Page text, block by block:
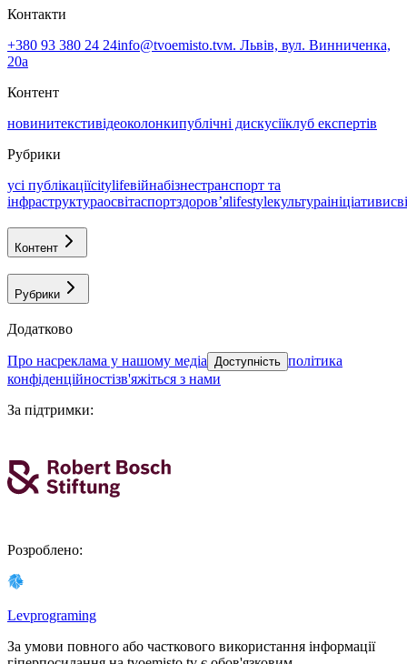
Контакти
+380 93 380 24 24info@tvoemisto.tvм. Львів, вул. Винниченка,
20а
Контент
новинитекстивідеоколонкипублічні дискусіїклуб експертів
Рубрики
усі публікаціїcitylifeвійнабізнестранспорт та
інфраструктураосвітаспортздоровʼяlifestyleкультураініціативи
Контент
Рубрики
Додатково
про насреклама у нашому медіа Доступність політика
конфіденційностізв'яжіться з нами
За підтримки:
Розроблено:
Levprograming
За умови повного або часткового використання iнформацiї